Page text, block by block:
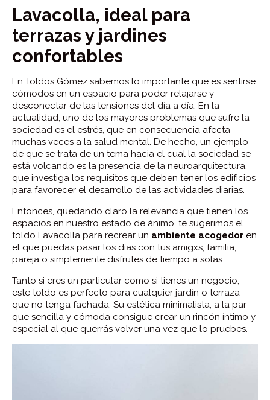
Lavacolla, ideal para
terrazas y jardines
confortables
En Toldos Gómez sabemos lo importante que es sentirse
cómodos en un espacio para poder relajarse y
desconectar de las tensiones del día a día. En la
actualidad, uno de los mayores problemas que sufre la
sociedad es el estrés, que en consecuencia afecta
muchas veces a la salud mental. De hecho, un ejemplo
de que se trata de un tema hacia el cual la sociedad se
está volcando es la presencia de la neuroarquitectura,
que investiga los requisitos que deben tener los edificios
para favorecer el desarrollo de las actividades diarias.
Entonces, quedando claro la relevancia que tienen los
espacios en nuestro estado de ánimo, te sugerimos el
toldo Lavacolla para recrear un ambiente acogedor en
el que puedas pasar los días con tus amigxs, familia,
pareja o simplemente disfrutes de tiempo a solas.
Tanto si eres un particular como si tienes un negocio,
este toldo es perfecto para cualquier jardín o terraza
que no tenga fachada. Su estética minimalista, a la par
que sencilla y cómoda consigue crear un rincón íntimo y
especial al que querrás volver una vez que lo pruebes.